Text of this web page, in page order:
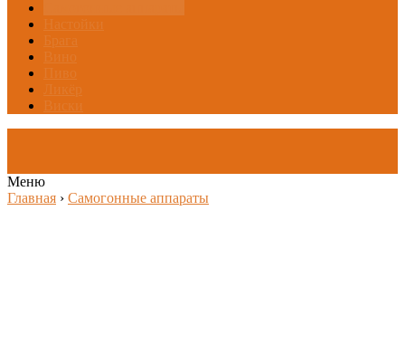
Настойки
Брага
Вино
Пиво
Ликёр
Виски
Меню
Главная › Самогонные аппараты